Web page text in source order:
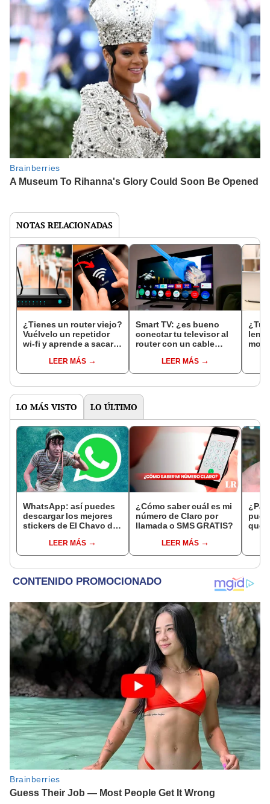
NOTAS RELACIONADAS
¿Tienes un router viejo?
Vuélvelo un repetidor
wi-fi y aprende a sacar a
LEER MÁS
Smart TV: ¿es bueno
conectar tu televisor al
router con un cable
velocidad?LEER MÁS
¿Tu
LO MÁS VISTO LO ÚLTIMO
WhatsApp: así puedes
descargar los mejores
stickers de El Chavo del
LEER MÁS
¿Cómo saber cuál es mi
número de Claro por
llamada o SMS GRATIS?
LEER MÁS
qué